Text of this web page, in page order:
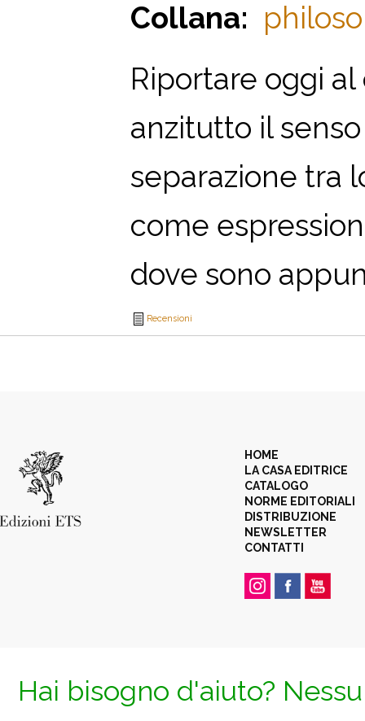
Collana:
Riportare oggi
anzitutto il
separazione tra
come
dove sono
Recensioni
HOME
LA CASA EDITRICE
CATALOGO
NORME EDITORIALI
DISTRIBUZIONE
NEWSLETTER
CONTATTI
Hai bisogno d'aiuto?